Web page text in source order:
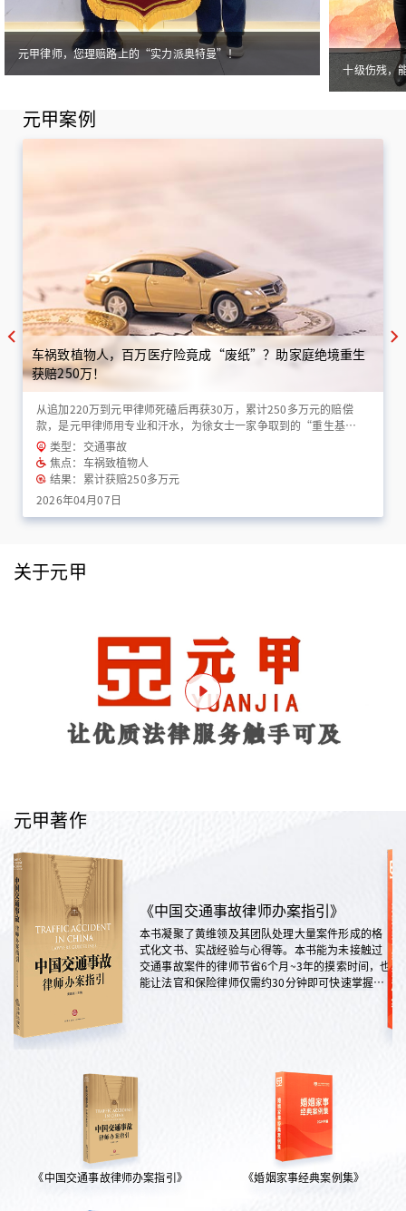
元甲律师，您理赔路上的“实力派奥特曼”！
十级伤残，
元甲案例
车祸致植物人，百万医疗险竟成“废纸”？助家庭绝境重生
获赔250万！
从追加220万到元甲律师死磕后再获30万，累计250多万元的赔偿
款，是元甲律师用专业和汗水，为徐女士一家争取到的“重生基
金”！
类型：交通事故
焦点：车祸致植物人
结果：累计获赔250多万元
2026年04月07日
关于元甲
元甲著作
《中国交通事故律师办案指引》
本书凝聚了黄维领及其团队处理大量案件形成的格
式化文书、实战经验与心得等。本书能为未接触过
交通事故案件的律师节省6个月~3年的摸索时间，也
能让法官和保险律师仅需约30分钟即可快速掌握案
《中国交通事故律师办案指引》 《婚姻家事经典案例集》